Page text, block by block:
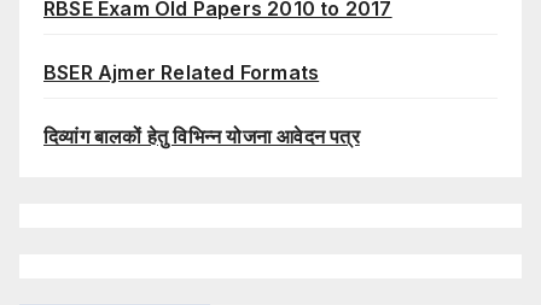
RBSE Exam Old Papers 2010 to 2017
BSER Ajmer Related Formats
दिव्यांग बालकों हेतु विभिन्न योजना आवेदन पत्र